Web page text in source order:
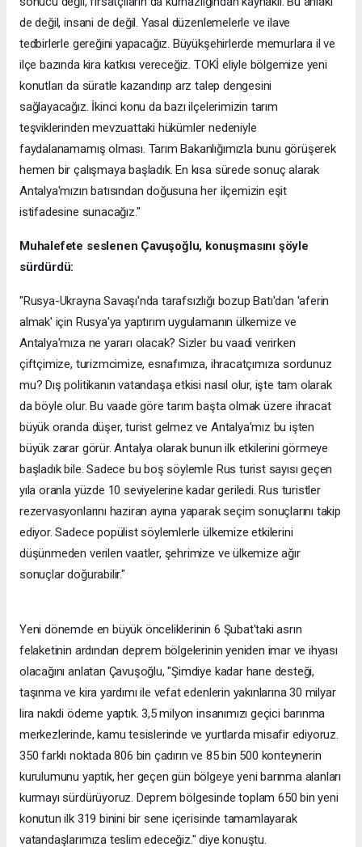
de değil, insani de değil. Yasal düzenlemelerle ve ilave
tedbirlerle gereğini yapacağız. Büyükşehirlerde memurlara il ve
ilçe bazında kira katkısı vereceğiz. TOKİ eliyle bölgemize yeni
konutları da süratle kazandırıp arz talep dengesini
sağlayacağız. İkinci konu da bazı ilçelerimizin tarım
teşviklerinden mevzuattaki hükümler nedeniyle
faydalanamamış olması. Tarım Bakanlığımızla bunu görüşerek
hemen bir çalışmaya başladık. En kısa sürede sonuç alarak
Antalya'mızın batısından doğusuna her ilçemizin eşit
istifadesine sunacağız."
Muhalefete seslenen Çavuşoğlu, konuşmasını şöyle
sürdürdü:
"Rusya-Ukrayna Savaşı'nda tarafsızlığı bozup Batı'dan 'aferin
almak' için Rusya'ya yaptırım uygulamanın ülkemize ve
Antalya'mıza ne yararı olacak? Sizler bu vaadi verirken
çiftçimize, turizmcimize, esnafımıza, ihracatçımıza sordunuz
mu? Dış politikanın vatandaşa etkisi nasıl olur, işte tam olarak
da böyle olur. Bu vaade göre tarım başta olmak üzere ihracat
büyük oranda düşer, turist gelmez ve Antalya'mız bu işten
büyük zarar görür. Antalya olarak bunun ilk etkilerini görmeye
başladık bile. Sadece bu boş söylemle Rus turist sayısı geçen
yıla oranla yüzde 10 seviyelerine kadar geriledi. Rus turistler
rezervasyonlarını haziran ayına yaparak seçim sonuçlarını takip
ediyor. Sadece popülist söylemlerle ülkemize etkilerini
düşünmeden verilen vaatler, şehrimize ve ülkemize ağır
sonuçlar doğurabilir."
Yeni dönemde en büyük önceliklerinin 6 Şubat'taki asrın
felaketinin ardından deprem bölgelerinin yeniden imar ve ihyası
olacağını anlatan Çavuşoğlu, "Şimdiye kadar hane desteği,
taşınma ve kira yardımı ile vefat edenlerin yakınlarına 30 milyar
lira nakdi ödeme yaptık. 3,5 milyon insanımızı geçici barınma
merkezlerinde, kamu tesislerinde ve yurtlarda misafir ediyoruz.
350 farklı noktada 806 bin çadırın ve 85 bin 500 konteynerin
kurulumunu yaptık, her geçen gün bölgeye yeni barınma alanları
kurmayı sürdürüyoruz. Deprem bölgesinde toplam 650 bin yeni
konutun ilk 319 binini bir sene içerisinde tamamlayarak
vatandaşlarımıza teslim edeceğiz." diye konuştu.